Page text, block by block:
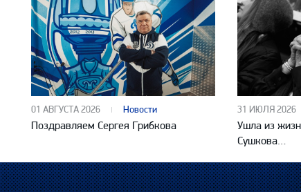
01 АВГУСТА 2026 Новости
Поздравляем Сергея Грибкова
31 ИЮЛЯ 2026
Ушла из
Сушкова…